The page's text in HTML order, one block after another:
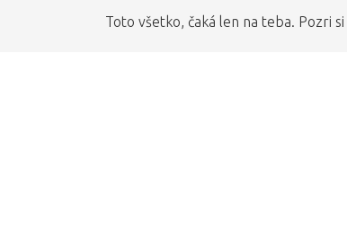
Toto všetko, čaká len na teba. Pozri si